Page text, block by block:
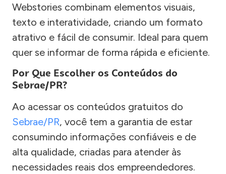
Webstories combinam elementos visuais,
texto e interatividade, criando um formato
atrativo e fácil de consumir. Ideal para quem
quer se informar de forma rápida e eficiente.
Por Que Escolher os Conteúdos do
Sebrae/PR?
Ao acessar os conteúdos gratuitos do
Sebrae/PR, você tem a garantia de estar
consumindo informações confiáveis e de
alta qualidade, criadas para atender às
necessidades reais dos empreendedores.